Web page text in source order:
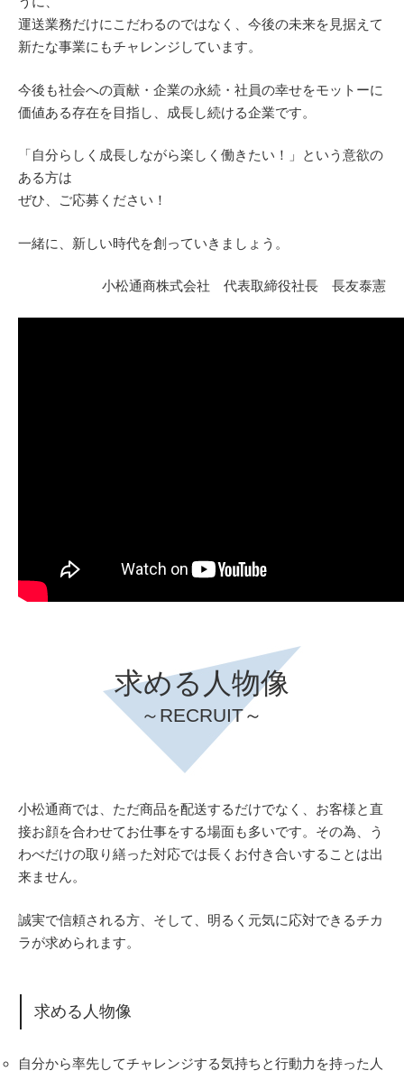
運送業務だけにこだわるのではなく、今後の未来を見据えて
新たな事業にもチャレンジしています。
今後も社会への貢献・企業の永続・社員の幸せをモットーに
価値ある存在を目指し、成長し続ける企業です。
「自分らしく成長しながら楽しく働きたい！」という意欲の
ある方は
ぜひ、ご応募ください！
一緒に、新しい時代を創っていきましょう。
小松通商株式会社 代表取締役社長 長友泰憲
求める人物像
～RECRUIT～
小松通商では、ただ商品を配送するだけでなく、お客様と直
接お顔を合わせてお仕事をする場面も多いです。その為、う
わべだけの取り繕った対応では長くお付き合いすることは出
来ません。
誠実で信頼される方、そして、明るく元気に応対できるチカ
ラが求められます。
求める人物像
自分から率先してチャレンジする気持ちと行動力を持った人